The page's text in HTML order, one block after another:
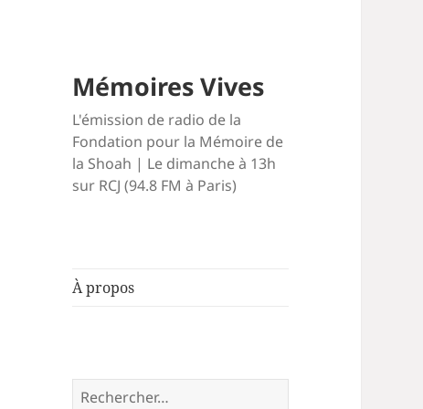
Mémoires Vives
L'émission de radio de la
Fondation pour la Mémoire de
la Shoah | Le dimanche à 13h
sur RCJ (94.8 FM à Paris)
À propos
Rechercher :